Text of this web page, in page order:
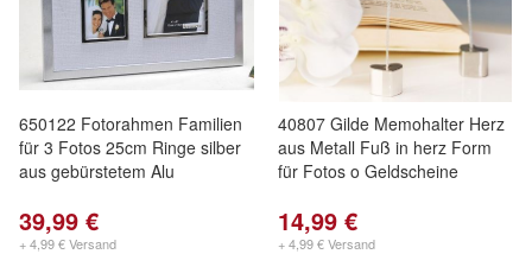
650122 Fotorahmen Familien
für 3 Fotos 25cm Ringe silber
aus gebürstetem Alu
39,99 €
+ 4,99 € Versand
40807 Gilde Memohalter Herz
aus Metall Fuß in herz Form
für Fotos o Geldscheine
14,99 €
+ 4,99 € Versand